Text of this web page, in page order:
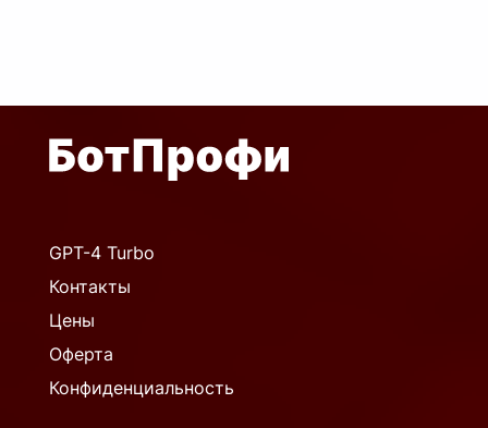
GPT-4 Turbo
Контакты
Цены
Оферта
Конфиденциальность